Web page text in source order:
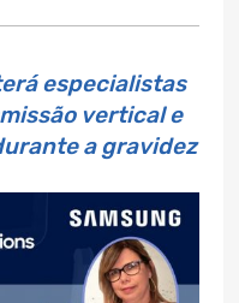
especialistas
vertical e
a gravidez